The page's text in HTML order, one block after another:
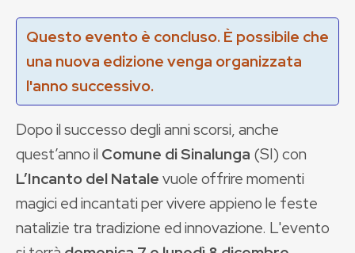
Questo evento è concluso. È possibile che
una nuova edizione venga organizzata
l'anno successivo.
Dopo il successo degli anni scorsi, anche
quest’anno il Comune di Sinalunga (SI) con
L’Incanto del Natalevuole offrire momenti
magici ed incantati per vivere appieno le feste
natalizie tra tradizione ed innovazione. L'evento